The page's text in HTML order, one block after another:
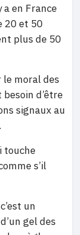
a en France
20 et 50
plus de 50
le moral des
d’être
signaux au
touche
s’il
un
gel des